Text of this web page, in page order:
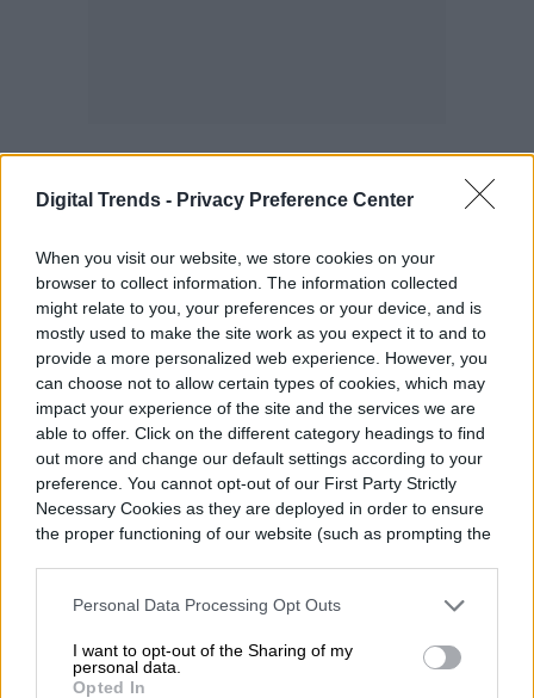
Digital Trends - Privacy Preference Center
When you visit our website, we store cookies on your
browser to collect information. The information collected
might relate to you, your preferences or your device, and is
mostly used to make the site work as you expect it to and to
provide a more personalized web experience. However, you
can choose not to allow certain types of cookies, which may
impact your experience of the site and the services we are
able to offer. Click on the different category headings to find
out more and change our default settings according to your
preference. You cannot opt-out of our First Party Strictly
Necessary Cookies as they are deployed in order to ensure
the proper functioning of our website (such as prompting the
Personal Data Processing Opt Outs
I want to opt-out of the Sharing of my
personal data.
Opted In
elevados, ya que quieren usar Starship, o
una versión futura de ella, para construir
comunidades sostenibles en Marte y más
allá, con el objetivo final de hacer que la
vida humana sea multiplanetaria para la
supervivencia a largo plazo de la
civilización.
Diego Bastarrica